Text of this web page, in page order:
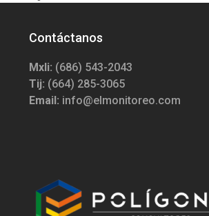
Contáctanos
Mxli: (686) 543-2043
Tij: (664) 285-3065
Email: info@elmonitoreo.com